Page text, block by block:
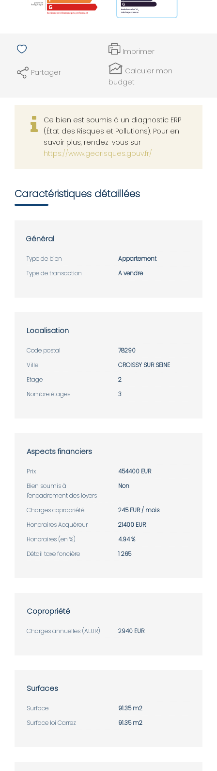
Imprimer
Partager
Calculer mon
budget
Ce bien est soumis à un diagnostic ERP
(État des Risques et Pollutions). Pour en
savoir plus, rendez-vous sur
https://www.georisques.gouv.fr/
Caractéristiques détaillées
Général
Type de bien
Appartement
Type de transaction
A vendre
Localisation
Code postal
78290
Ville
CROISSY SUR SEINE
Etage
2
Nombre étages
3
Aspects financiers
Prix
454400 EUR
Bien soumis à
l'encadrement des loyers
Non
Charges copropriété
245 EUR / mois
Honoraires Acquéreur
21400 EUR
Honoraires (en %)
4.94 %
Détail taxe foncière
1 265
Copropriété
Charges annuelles (ALUR) 2940 EUR
Surfaces
Surface
91.35 m2
Surface loi Carrez
91.35 m2